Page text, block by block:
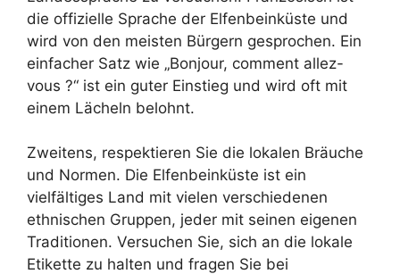
die offizielle Sprache der Elfenbeinküste und
wird von den meisten Bürgern gesprochen. Ein
einfacher Satz wie „Bonjour, comment allez-
vous ?“ ist ein guter Einstieg und wird oft mit
einem Lächeln belohnt.
Zweitens, respektieren Sie die lokalen Bräuche
und Normen. Die Elfenbeinküste ist ein
vielfältiges Land mit vielen verschiedenen
ethnischen Gruppen, jeder mit seinen eigenen
Traditionen. Versuchen Sie, sich an die lokale
Etikette zu halten und fragen Sie bei